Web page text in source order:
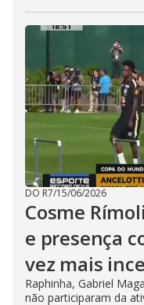
DO R7/15/06/2026
Cosme
e presença
vez mais
Raphinha, Gabriel
não participaram da